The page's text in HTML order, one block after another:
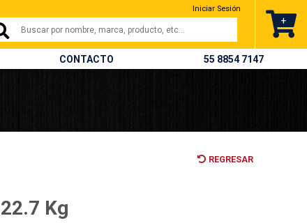
CONTACTO 55 8854 7147
Iniciar Sesión
+
REGRESAR
Kg